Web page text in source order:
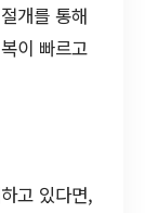
개를 통해
이 빠르고
고 있다면,